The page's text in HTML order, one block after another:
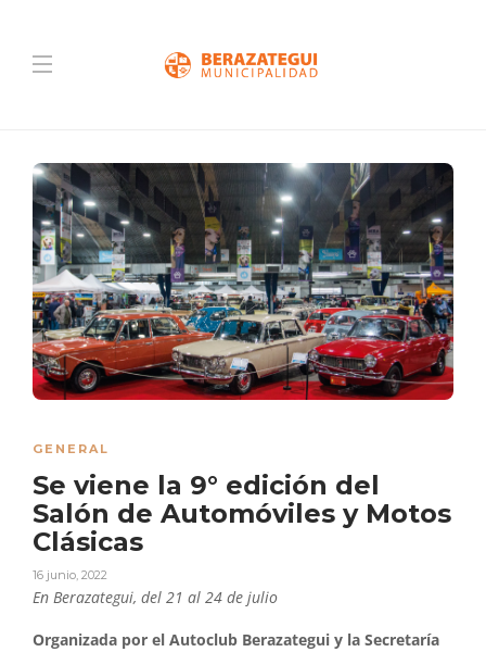
GENERAL
Se viene la 9° edición del
Salón de Automóviles y Motos
Clásicas
16 junio, 2022
En Berazategui, del 21 al 24 de julio
Organizada por el Autoclub Berazategui y la Secretaría